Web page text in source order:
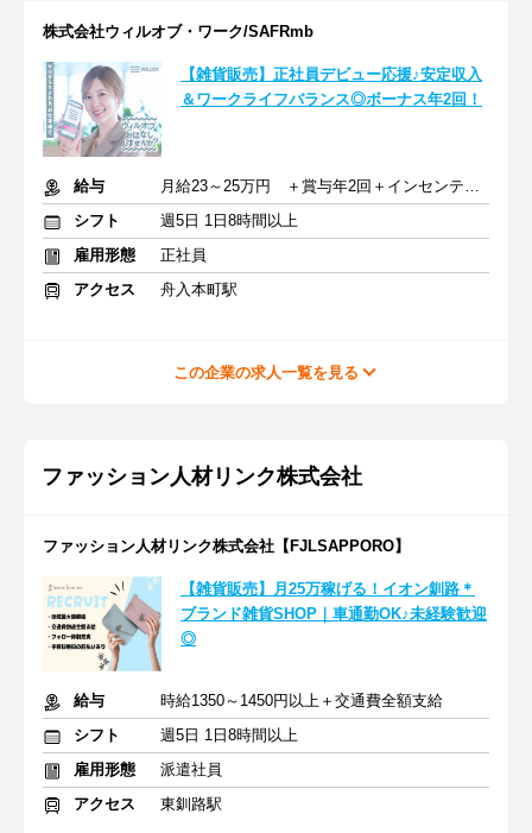
株式会社ウィルオブ・ワーク/SAFRmb
【雑貨販売】正社員デビュー応援♪安定収入
＆ワークライフバランス◎ボーナス年2回！
給与
月給23～25万円 ＋賞与年2回＋インセンティブ＋交通費
シフト
週5日 1日8時間以上
雇用形態
正社員
アクセス
舟入本町駅
この企業の求人一覧を見る
ファッション人材リンク株式会社
ファッション人材リンク株式会社【FJLSAPPORO】
【雑貨販売】月25万稼げる！イオン釧路＊
ブランド雑貨SHOP｜車通勤OK♪未経験歓迎
◎
給与
時給1350～1450円以上＋交通費全額支給
シフト
週5日 1日8時間以上
雇用形態
派遣社員
アクセス
東釧路駅